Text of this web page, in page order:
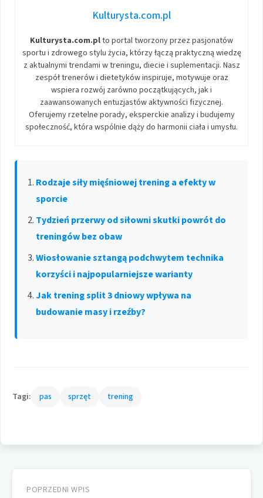
Kulturysta.com.pl
Kulturysta.com.plto portal tworzony przez pasjonatów
sportu i zdrowego stylu życia, którzy łączą praktyczną wiedzę
z aktualnymi trendami w treningu, diecie i suplementacji. Nasz
zespół trenerów i dietetyków inspiruje, motywuje oraz
wspiera rozwój zarówno początkujących, jak i
zaawansowanych entuzjastów aktywności fizycznej.
Oferujemy rzetelne porady, eksperckie analizy i budujemy
społeczność, która wspólnie dąży do harmonii ciała i umysłu.
Rodzaje siły mięśniowej trening a efekty w
sporcie
Tydzień przerwy od siłowni skutki powrót do
treningów bez obaw
Wiosłowanie sztangą podchwytem technika
korzyści i najpopularniejsze warianty
Jak trening split 3 dniowy wpływa na
budowanie masy i rzeźby?
Tagi: pas sprzęt trening
POPRZEDNI WPIS